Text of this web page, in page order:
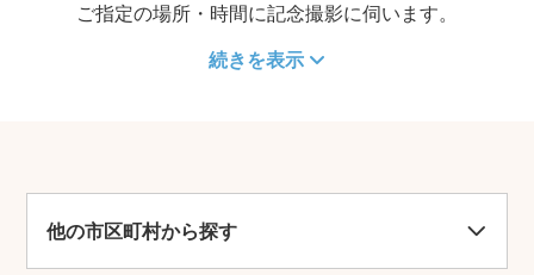
ご指定の場所・時間に記念撮影に伺います。
続きを表示
他の市区町村から探す